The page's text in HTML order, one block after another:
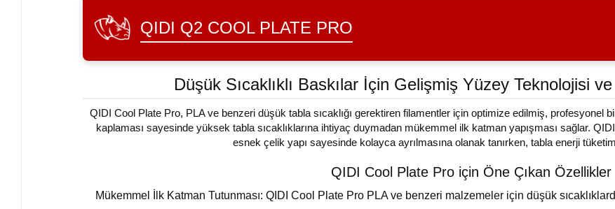
QIDI Q2 COOL PLATE PRO
Düşük Sıcaklıklı Baskılar İçin Gelişmiş Yüzey Teknolojisi
QIDI Cool Plate Pro, PLA ve benzeri düşük tabla sıcaklığı gerektiren filamentler için optimize edilmiş, profesyonel
kaplaması sayesinde yüksek tabla sıcaklıklarına ihtiyaç duymadan mükemmel ilk katman yapışması sağlar.
esnek çelik yapı sayesinde kolayca ayrılmasına olanak tanırken, tabla enerji
QIDI Cool Plate Pro için Öne Çıkan Özellikler
Mükemmel İlk Katman Tutunması: QIDI Cool Plate Pro PLA ve benzeri malzemeler için düşük